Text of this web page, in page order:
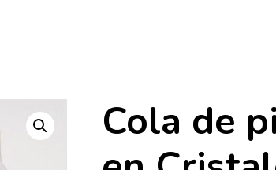
Cola de